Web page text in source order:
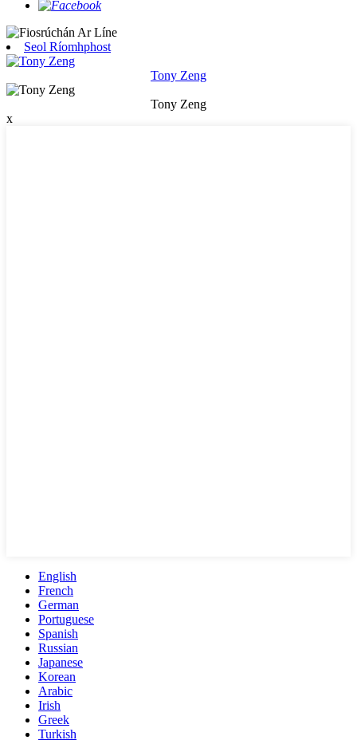
Seol Ríomhphost
Tony Zeng
Tony Zeng
x
English
French
German
Portuguese
Spanish
Russian
Japanese
Korean
Arabic
Irish
Greek
Turkish